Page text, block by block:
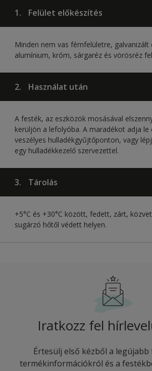
1. Felület előkészítés
Minden nem vas fémfelületre, galvanizált
alumínium, króm, sárgaréz és vörösréz
2. Használat után
A festék, az eszközök mosásával
kerüljön a lefolyóba. A maradékot adja le
veszélyes hulladékgyűjtőponton, vagy
egy hulladékkezelő szervezettel.
3. Tárolás
+5°C és +30°C között, fedett, zárt,
sugárzó hőtől védett helyen.
Iratkozz fel
Értesülj első kézből a
termékinformációkról és a